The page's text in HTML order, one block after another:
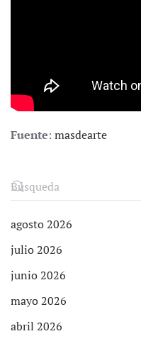
Fuente: masdearte
agosto 2026
julio 2026
junio 2026
mayo 2026
abril 2026